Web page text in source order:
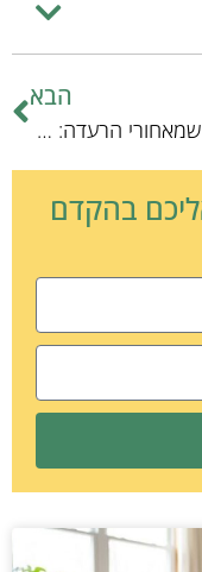
הבא
הסודות שמאחורי הרעדה: חקר עולמם של הארנבים
בהקדם